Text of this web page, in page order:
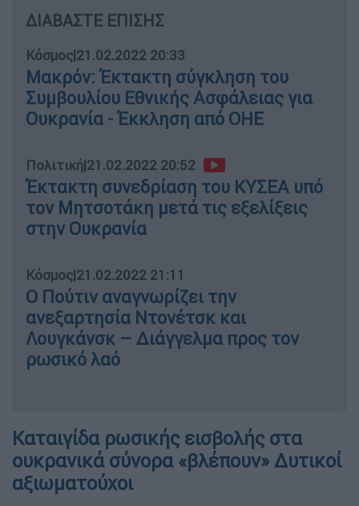
ΔΙΑΒΑΣΤΕ ΕΠΙΣΗΣ
Κόσμος|21.02.2022 20:33
Μακρόν: Έκτακτη σύγκληση του
Συμβουλίου Εθνικής Ασφάλειας για
Ουκρανία - Έκκληση από ΟΗΕ
Πολιτική|21.02.2022 20:52
Έκτακτη συνεδρίαση του ΚΥΣΕΑ υπό
τον Μητσοτάκη μετά τις εξελίξεις
στην Ουκρανία
Κόσμος|21.02.2022 21:11
Ο Πούτιν αναγνωρίζει την
ανεξαρτησία Ντονέτσκ και
Λουγκάνσκ – Διάγγελμα προς τον
ρωσικό λαό
Καταιγίδα ρωσικής εισβολής στα
ουκρανικά σύνορα «βλέπουν» Δυτικοί
αξιωματούχοι